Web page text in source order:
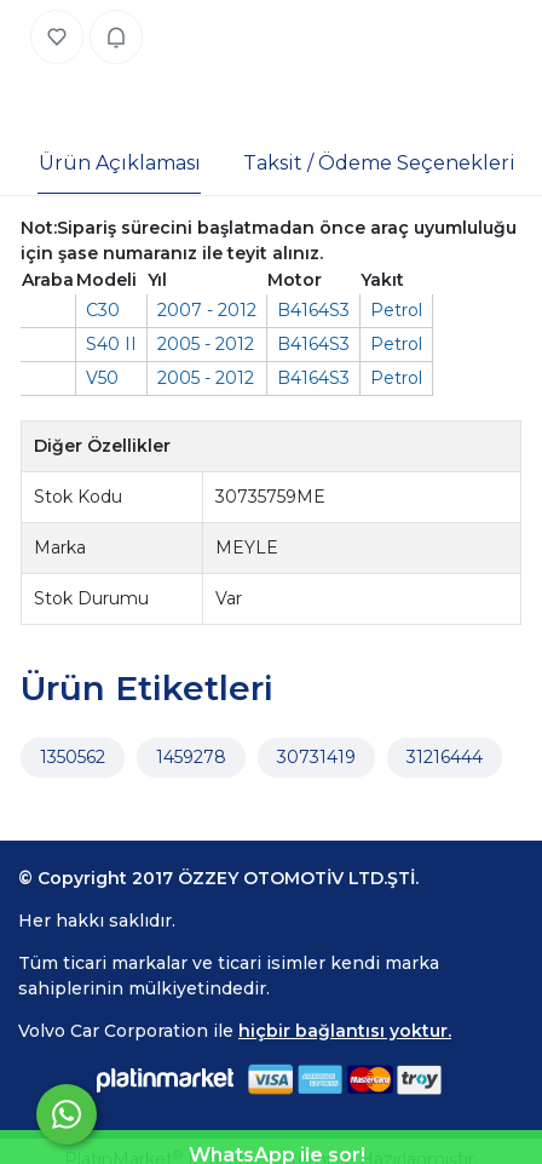
Ürün Açıklaması Taksit / Ödeme Seçenekleri
Not:Sipariş sürecini başlatmadan önce araç uyumluluğu
için şase numaranız ile teyit alınız.
Araba Modeli Yıl Motor
Yakıt
C30
2007 - 2012 B4164S3
Petrol
S40 II
2005 - 2012 B4164S3
Petrol
V50
2005 - 2012 B4164S3 Petrol
Diğer Özellikler
Stok Kodu 30735759ME
Marka MEYLE
Stok Durumu Var
Ürün Etiketleri
1350562 1459278 30731419 31216444
© Copyright 2017 ÖZZEY OTOMOTİV LTD.ŞTİ.
Her hakkı saklıdır.
Tüm ticari markalar ve ticari isimler kendi marka
sahiplerinin mülkiyetindedir.
Volvo Car Corporation ile hiçbir bağlantısı yoktur.
E-Ticaret Sistemiİle Hazırlanmıştır.
WhatsApp ile sor!